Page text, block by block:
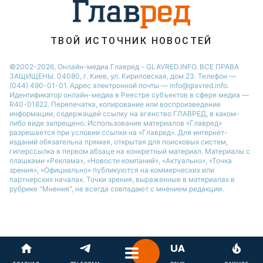
ТВОЙ ИСТОЧНИК НОВОСТЕЙ
©2002-2026, Онлайн-медиа Главред - GLAVRED.INFO. ВСЕ ПРАВА
ЗАЩИЩЕНЫ. 04080, г. Киев, ул. Кириловская, дом 23. Телефон —
(044) 490-01-01. Адрес электронной почты — info@glavred.info.
Идентификатор онлайн-медиа в Реестре cубъектов в сфере медиа —
R40-01822. Перепечатка, копирование или воспроизведение
информации, содержащей ссылку на агенство ГЛАВРЕД, в каком-
либо виде запрещено. Использование материалов «Главред»
разрешается при условии ссылки на «Главред». Для интернет-
изданий обязательна прямая, открытая для поисковых систем,
гиперссылка в первом абзаце на конкретный материал. Материалы с
плашками «Реклама», «Новости компаний», «Актуально», «Точка
зрения», «Официально» публикуются на коммерческих или
партнерских началах. Точки зрения, выраженные в материалах в
рубрике "Мнения", не всегда совпадают с мнением редакции.